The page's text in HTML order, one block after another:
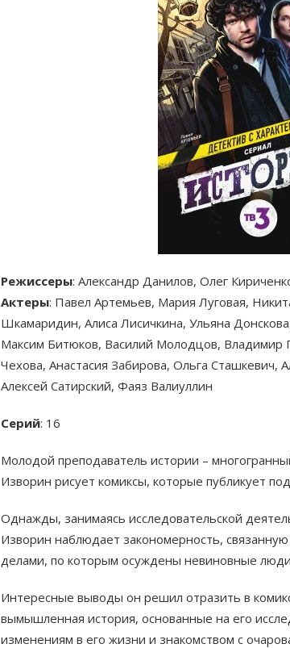
Режиссеры: Александр Данилов, Олег
Актеры: Павел Артемьев, Мария Луговая,
Шкамаридин, Алиса Лисичкина, Ульяна
Максим Битюков, Василий Молодцов, Владимир
Чехова, Анастасия Забирова, Ольга Сташкевич,
Алексей Сатирский, Фаяз Валиуллин
Серий: 16
Молодой преподаватель истории –
Изворин рисует комиксы, которые публикует
Однажды, занимаясь исследовательской
Изворин наблюдает закономерность,
делами, по которым осуждены невиновные
Интересные выводы он решил отразить в
вымышленная история, основанные на его
изменениям в его жизни и знакомством с